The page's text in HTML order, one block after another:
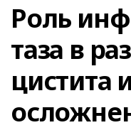
Роль
таза в
цистита